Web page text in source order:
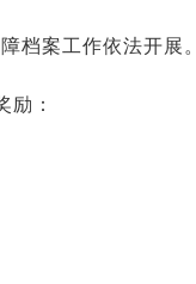
档案工作依法开展。
励：